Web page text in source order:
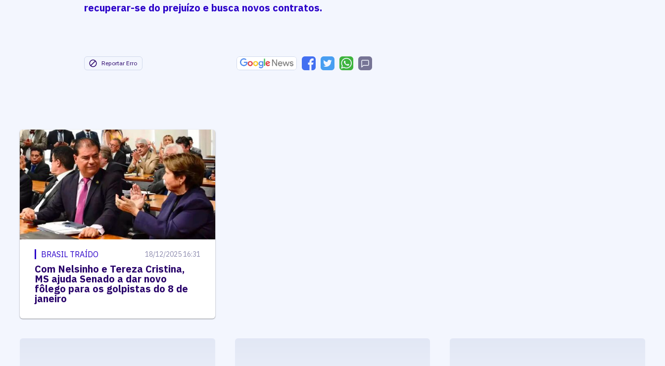
recuperar-se do prejuízo e busca novos contratos.
Reportar Erro
BRASIL TRAÍDO 18/12/2025 16:31
Com Nelsinho e Tereza Cristina,
MS ajuda Senado a dar novo
fôlego para os golpistas do 8 de
janeiro